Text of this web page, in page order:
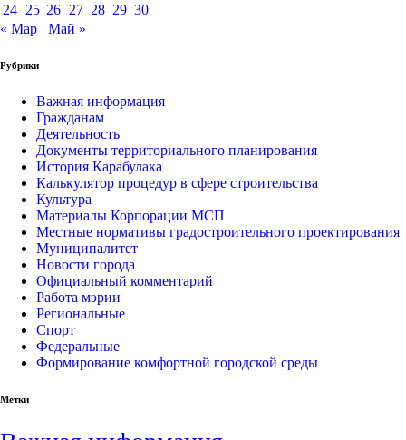
24 25 26 27 28 29 30
« Мар
Май »
Рубрики
Важная информация
Гражданам
Деятельность
Документы территориального планирования
История Карабулака
Калькулятор процедур в сфере строительства
Культура
Материалы Корпорации МСП
Местные нормативы градостроительного проектирования
Муниципалитет
Новости города
Официальный комментарий
Работа мэрии
Региональные
Спорт
Федеральные
Формирование комфортной городской среды
Метки